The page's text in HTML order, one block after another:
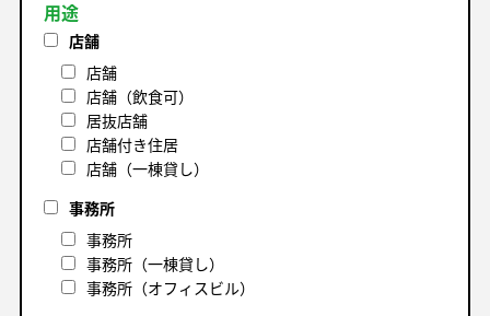
用途
店舗
店舗
店舗（飲食可）
居抜店舗
店舗付き住居
店舗（一棟貸し）
事務所
事務所
事務所（一棟貸し）
事務所（オフィスビル）